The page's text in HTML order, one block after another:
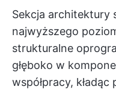
Sekcja architektury
najwyższego
strukturalne
głęboko w
współpracy,